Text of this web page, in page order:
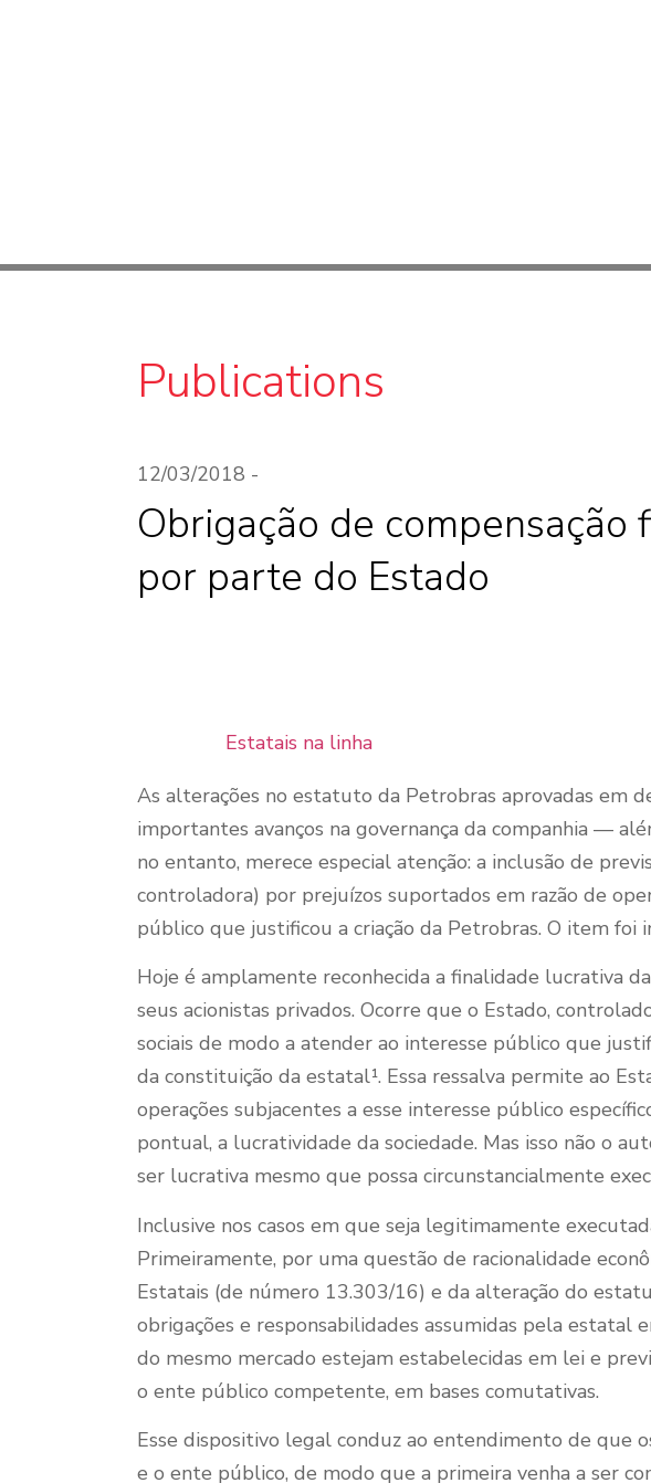
Publications
12/03/2018 -
Obrigação de
por parte do Estado
Estatais na linha
As alterações no estatuto da Petrobras aprovadas em
importantes avanços na governança da companhia —
no entanto, merece especial atenção: a inclusão de
controladora) por prejuízos suportados em razão de
público que justificou a criação da Petrobras. O item foi
Hoje é amplamente reconhecida a finalidade lucrativa
seus acionistas privados. Ocorre que o Estado,
sociais de modo a atender ao interesse público que
da constituição da estatal¹. Essa ressalva permite ao
operações subjacentes a esse interesse público
pontual, a lucratividade da sociedade. Mas isso não o
ser lucrativa mesmo que possa circunstancialmente
Inclusive nos casos em que seja legitimamente
Primeiramente, por uma questão de racionalidade
Estatais (de número 13.303/16) e da alteração do
obrigações e responsabilidades assumidas pela estatal
do mesmo mercado estejam estabelecidas em lei e
o ente público competente, em bases comutativas.
Esse dispositivo legal conduz ao entendimento de que
e o ente público, de modo que a primeira venha a ser